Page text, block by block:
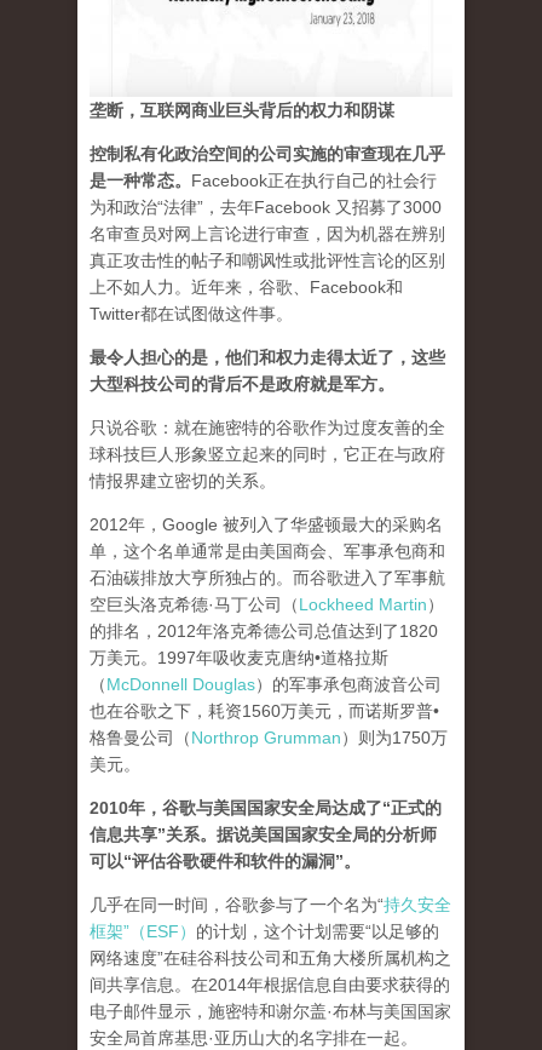
垄断，互联网商业巨头背后的权力和阴谋
控制私有化政治空间的公司实施的审查现在几乎
是一种常态。 Facebook正在执行自己的社会行
为和政治“法律”，去年Facebook 又招募了3000
名审查员对网上言论进行审查，因为机器在辨别
真正攻击性的帖子和嘲讽性或批评性言论的区别
上不如人力。近年来，谷歌、Facebook和
Twitter都在试图做这件事。
最令人担心的是，他们和权力走得太近了，这些
大型科技公司的背后不是政府就是军方。
只说谷歌：就在施密特的谷歌作为过度友善的全
球科技巨人形象竖立起来的同时，它正在与政府
情报界建立密切的关系。
2012年，Google 被列入了华盛顿最大的采购名
单，这个名单通常是由美国商会、军事承包商和
石油碳排放大亨所独占的。而谷歌进入了军事航
空巨头洛克希德·马丁公司（Lockheed Martin）
的排名，2012年洛克希德公司总值达到了1820
万美元。1997年吸收麦克唐纳•道格拉斯
（McDonnell Douglas）的军事承包商波音公司
也在谷歌之下，耗资1560万美元，而诺斯罗普•
格鲁曼公司（Northrop Grumman）则为1750万
美元。
2010年，谷歌与美国国家安全局达成了“正式的
信息共享”关系。据说美国国家安全局的分析师
可以“评估谷歌硬件和软件的漏洞”。
几乎在同一时间，谷歌参与了一个名为“持久安全
框架”（ESF） 的计划，这个计划需要“以足够的
网络速度”在硅谷科技公司和五角大楼所属机构之
间共享信息。在2014年根据信息自由要求获得的
电子邮件显示，施密特和谢尔盖·布林与美国国家
安全局首席基思·亚历山大的名字排在一起。